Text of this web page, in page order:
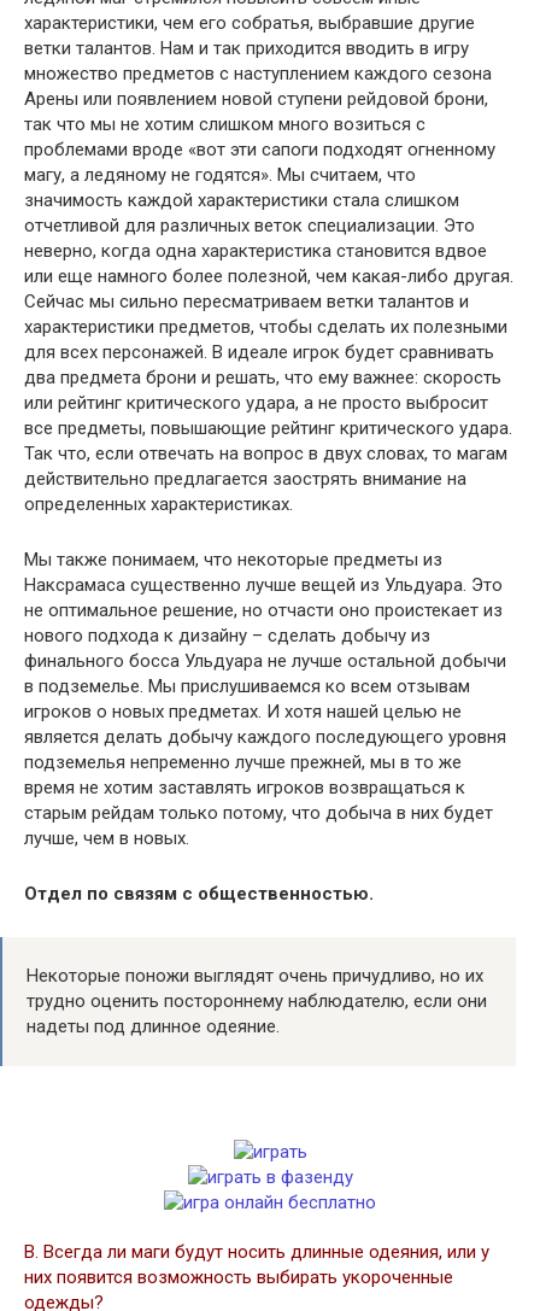
характеристики, чем его собратья, выбравшие другие
ветки талантов. Нам и так приходится вводить в игру
множество предметов с наступлением каждого сезона
Арены или появлением новой ступени рейдовой брони,
так что мы не хотим слишком много возиться с
проблемами вроде «вот эти сапоги подходят огненному
магу, а ледяному не годятся». Мы считаем, что
значимость каждой характеристики стала слишком
отчетливой для различных веток специализации. Это
неверно, когда одна характеристика становится вдвое
или еще намного более полезной, чем какая-либо другая.
Сейчас мы сильно пересматриваем ветки талантов и
характеристики предметов, чтобы сделать их полезными
для всех персонажей. В идеале игрок будет сравнивать
два предмета брони и решать, что ему важнее: скорость
или рейтинг критического удара, а не просто выбросит
все предметы, повышающие рейтинг критического удара.
Так что, если отвечать на вопрос в двух словах, то магам
действительно предлагается заострять внимание на
определенных характеристиках.
Мы также понимаем, что некоторые предметы из
Наксрамаса существенно лучше вещей из Ульдуара. Это
не оптимальное решение, но отчасти оно проистекает из
нового подхода к дизайну – сделать добычу из
финального босса Ульдуара не лучше остальной добычи
в подземелье. Мы прислушиваемся ко всем отзывам
игроков о новых предметах. И хотя нашей целью не
является делать добычу каждого последующего уровня
подземелья непременно лучше прежней, мы в то же
время не хотим заставлять игроков возвращаться к
старым рейдам только потому, что добыча в них будет
лучше, чем в новых.
Отдел по связям с общественностью.
Некоторые поножи выглядят очень причудливо, но их
трудно оценить постороннему наблюдателю, если они
надеты под длинное одеяние.
В. Всегда ли маги будут носить длинные одеяния, или у
них появится возможность выбирать укороченные
одежды?